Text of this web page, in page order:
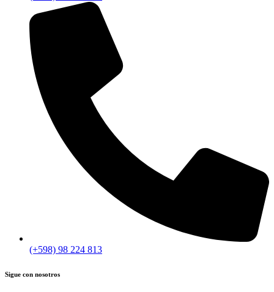
(+598) 98 224 813
Sigue con nosotros